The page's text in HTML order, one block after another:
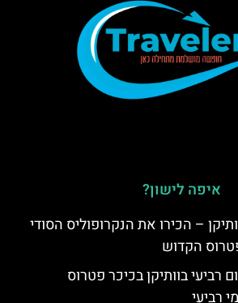
איפה לישון?
– הכירו את הנקרופוליס הסודי
הקדוש
רביעי בוותיקן בכיכר פטרוס
רביעי